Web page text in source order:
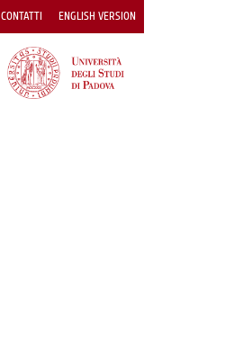
CONTATTI ENGLISH VERSION